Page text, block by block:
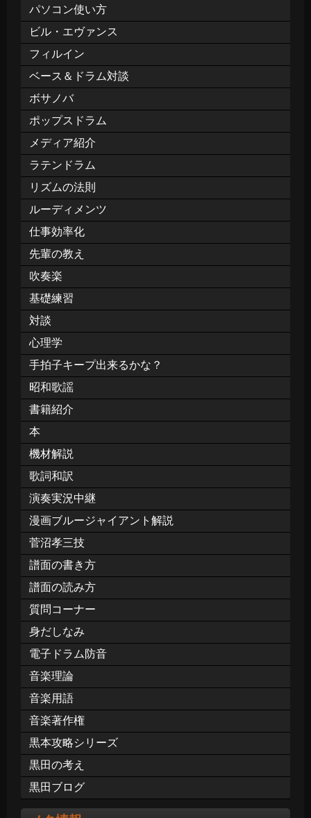
パソコン使い方
ビル・エヴァンス
フィルイン
ベース＆ドラム対談
ボサノバ
ポップスドラム
メディア紹介
ラテンドラム
リズムの法則
ルーディメンツ
仕事効率化
先輩の教え
吹奏楽
基礎練習
対談
心理学
手拍子キープ出来るかな？
昭和歌謡
書籍紹介
本
機材解説
歌詞和訳
演奏実況中継
漫画ブルージャイアント解説
菅沼孝三技
譜面の書き方
譜面の読み方
質問コーナー
身だしなみ
電子ドラム防音
音楽理論
音楽用語
音楽著作権
黒本攻略シリーズ
黒田の考え
黒田ブログ